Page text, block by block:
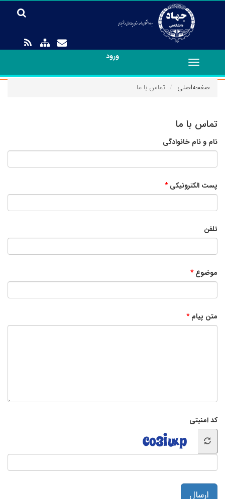
ورود
Toggle
navigation
صفحه‌اصلی
تماس با ما
تماس با ما
نام و نام خانوادگی
پست الکترونیکی
تلفن
موضوع
متن پیام
کد امنیتی
ارسال